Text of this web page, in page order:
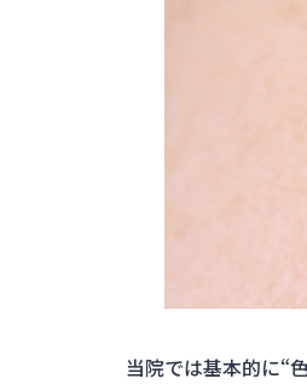
当院では基本的に“